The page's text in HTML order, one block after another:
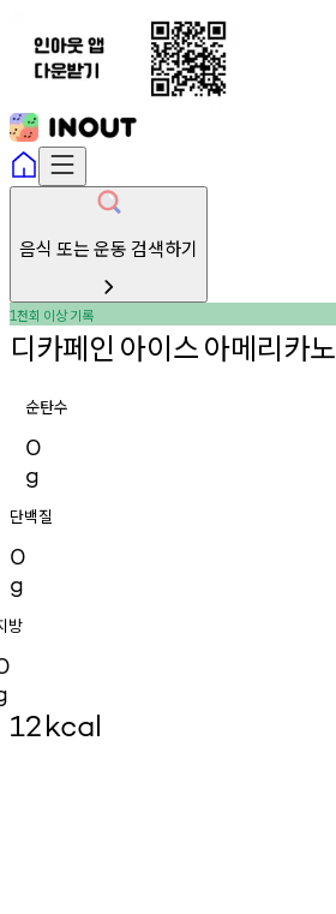
음식 또는 운동 검색하기
1천회 이상기록
디카페인 아이스아메리카노
순탄수
0
g
단백질
0
g
방
12kcal